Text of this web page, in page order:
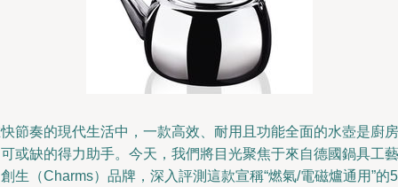
節奏的現代生活中，一款高效、耐用且功能全面的水壺是廚房
或缺的得力助手。今天，我們將目光聚焦于來自德國鍋具工藝
生（Charms）品牌，深入評測這款宣稱“燃氣/電磁爐通用”的